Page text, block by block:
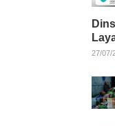
27/07/